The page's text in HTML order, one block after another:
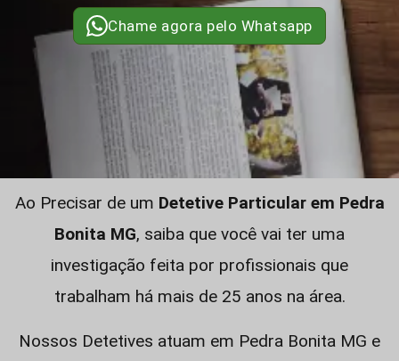
Chame agora pelo Whatsapp
Ao Precisar de um Detetive Particular em Pedra
Bonita MG, saiba que você vai ter uma
investigação feita por profissionais que
trabalham há mais de 25 anos na área.
Nossos Detetives atuam em Pedra Bonita MG e